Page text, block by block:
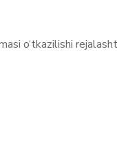
o‘tkazilishi